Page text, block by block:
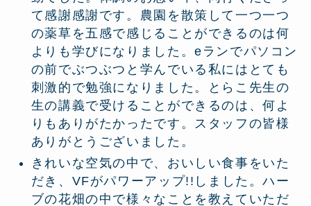
て感謝感謝です。農園を散策して一つ一つ
の薬草を五感で感じることができるのは何
よりも学びになりました。eランでパソコン
の前でぶつぶつと学んでいる私にはとても
刺激的で勉強になりました。とらこ先生の
生の講義で受けることができるのは、何よ
りもありがたかったです。スタッフの皆様
ありがとうございました。
きれいな空気の中で、おいしい食事をいた
だき、VFがパワーアップ!!しました。ハー
ブの花畑の中で様々なことを教えていただ